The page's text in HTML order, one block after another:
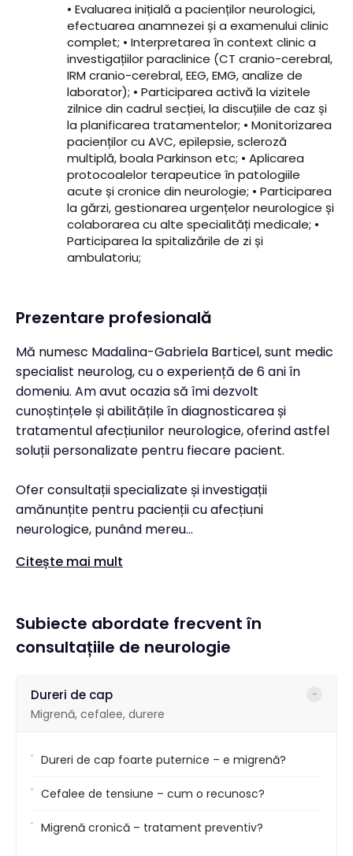
• Evaluarea inițială a pacienților neurologici,
efectuarea anamnezei și a examenului clinic
complet; • Interpretarea în context clinic a
investigațiilor paraclinice (CT cranio-cerebral,
IRM cranio-cerebral, EEG, EMG, analize de
laborator); • Participarea activă la vizitele
zilnice din cadrul secției, la discuțiile de caz și
la planificarea tratamentelor; • Monitorizarea
pacienților cu AVC, epilepsie, scleroză
multiplă, boala Parkinson etc; • Aplicarea
protocoalelor terapeutice în patologiile
acute și cronice din neurologie; • Participarea
la gărzi, gestionarea urgențelor neurologice și
colaborarea cu alte specialități medicale; •
Participarea la spitalizările de zi și
ambulatoriu;
Prezentare profesională
Mă numesc Madalina-Gabriela Barticel, sunt medic
specialist neurolog, cu o experiență de 6 ani în
domeniu. Am avut ocazia să îmi dezvolt
cunoștințele și abilitățile în diagnosticarea și
tratamentul afecțiunilor neurologice, oferind astfel
soluții personalizate pentru fiecare pacient.
Ofer consultații specializate și investigații
amănunțite pentru pacienții cu afecțiuni
neurologice, punând mereu...
Citește mai mult
Subiecte abordate frecvent în
consultațiile de neurologie
Dureri de cap
Migrenă, cefalee, durere
−
Dureri de cap foarte puternice – e migrenă?
Cefalee de tensiune – cum o recunosc?
Migrenă cronică – tratament preventiv?